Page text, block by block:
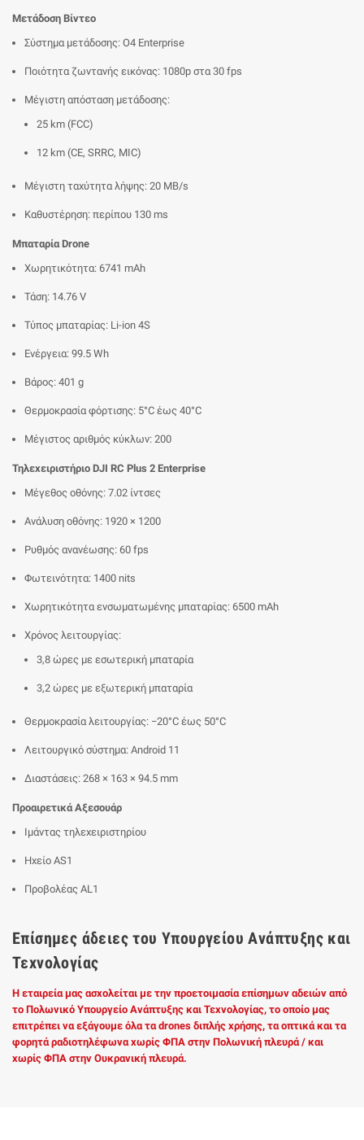
Μετάδοση Βίντεο
Σύστημα μετάδοσης: O4 Enterprise
Ποιότητα ζωντανής εικόνας: 1080p στα 30 fps
Μέγιστη απόσταση μετάδοσης:
25 km (FCC)
12 km (CE, SRRC, MIC)
Μέγιστη ταχύτητα λήψης: 20 MB/s
Καθυστέρηση: περίπου 130 ms
Μπαταρία Drone
Χωρητικότητα: 6741 mAh
Τάση: 14.76 V
Τύπος μπαταρίας: Li-ion 4S
Ενέργεια: 99.5 Wh
Βάρος: 401 g
Θερμοκρασία φόρτισης: 5°C έως 40°C
Μέγιστος αριθμός κύκλων: 200
Τηλεχειριστήριο DJI RC Plus 2 Enterprise
Μέγεθος οθόνης: 7.02 ίντσες
Ανάλυση οθόνης: 1920 × 1200
Ρυθμός ανανέωσης: 60 fps
Φωτεινότητα: 1400 nits
Χωρητικότητα ενσωματωμένης μπαταρίας: 6500 mAh
Χρόνος λειτουργίας:
3,8 ώρες με εσωτερική μπαταρία
3,2 ώρες με εξωτερική μπαταρία
Θερμοκρασία λειτουργίας: −20°C έως 50°C
Λειτουργικό σύστημα: Android 11
Διαστάσεις: 268 × 163 × 94.5 mm
Προαιρετικά Αξεσουάρ
Ιμάντας τηλεχειριστηρίου
Ηχείο AS1
Προβολέας AL1
Επίσημες άδειες του Υπουργείου Ανάπτυξης και
Τεχνολογίας
Η εταιρεία μας ασχολείται με την προετοιμασία επίσημων αδειών από
το Πολωνικό Υπουργείο Ανάπτυξης και Τεχνολογίας, το οποίο μας
επιτρέπει να εξάγουμε όλα τα drones διπλής χρήσης, τα οπτικά και τα
φορητά ραδιοτηλέφωνα χωρίς ΦΠΑ στην Πολωνική πλευρά / και
χωρίς ΦΠΑ στην Ουκρανική πλευρά.